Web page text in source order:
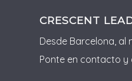
CRESCENT
Desde Barcelona, al
Ponte en contacto y